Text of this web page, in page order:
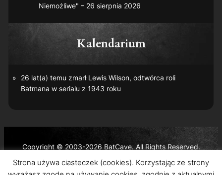
Niemożliwe" – 26 sierpnia 2026
Kalendarium
26 lat(a) temu zmarł Lewis Wilson, odtwórca roli
Batmana w serialu z 1943 roku
Copyright © 2003-2026 BatCave. All Rights Reserved.
Batman and all related characters and elements are the
trademarks of © DC Comics and Warner Bros. Entertainment
Strona używa ciasteczek (cookies). Korzystając ze strony